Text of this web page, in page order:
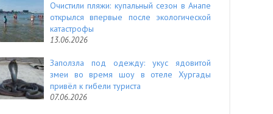
Очистили пляжи: купальный сезон в Анапе
открылся впервые после экологической
катастрофы
13.06.2026
Заползла под одежду: укус ядовитой
змеи во время шоу в отеле Хургады
привёл к гибели туриста
07.06.2026